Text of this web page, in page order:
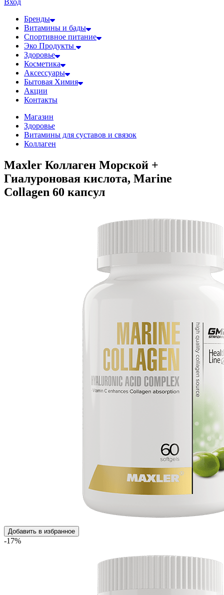
Бренды
Витамины и бады
Спортивное питание
Эко Продукты
Здоровье
Косметика
Аксессуары
Бытовая Химия
Акции
Контакты
Магазин
Здоровье
Витамины для суставов и связок
Коллаген
Maxler Коллаген Морской +
Гиалуроновая кислота, Marine
Collagen 60 капсул
Добавить в избранное
-17%